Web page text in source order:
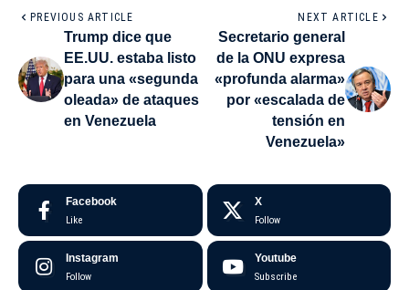
PREVIOUS ARTICLE
Trump dice que
EE.UU. estaba listo
para una «segunda
oleada» de ataques
en Venezuela
NEXT ARTICLE
Secretario general
de la ONU expresa
«profunda alarma»
por «escalada de
tensión en
Venezuela»
Facebook
Like
X
Follow
Instagram
Follow
Youtube
Subscribe